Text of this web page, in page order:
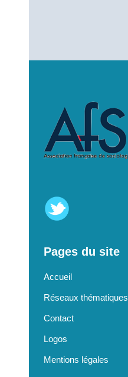
Pages du site
Accueil
Réseaux thématiques
Contact
Logos
Mentions légales